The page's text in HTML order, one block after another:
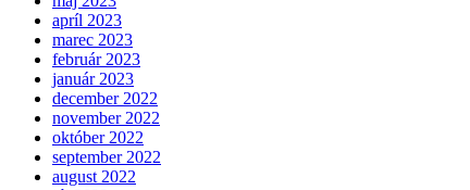
apríl 2023
marec 2023
február 2023
január 2023
december 2022
november 2022
október 2022
september 2022
august 2022